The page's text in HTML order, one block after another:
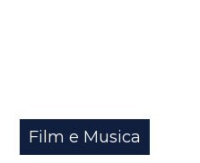
Film e Musica